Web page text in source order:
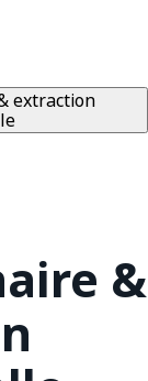
extraction
&